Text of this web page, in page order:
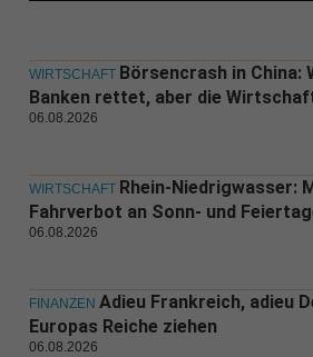
WIRTSCHAFT Börsencrash in China:
Banken rettet, aber die
06.08.2026
WIRTSCHAFT Rhein-Niedrigwasser:
Fahrverbot an Sonn- und
06.08.2026
FINANZEN Adieu Frankreich, adieu
Europas Reiche ziehen
06.08.2026